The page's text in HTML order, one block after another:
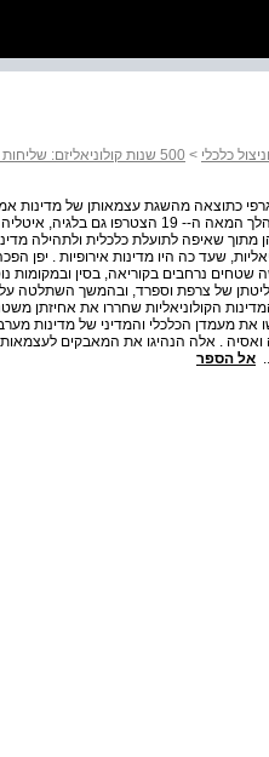
>
500 שנות קולוניאליזם:
שינוי במרחב הגיאוגרפי כתוצאה מהשגת עצמאותן של
הקולוניאליים נדד ליבשת אפריקה ולמזרח הרחוק . במהלך המאה
מתוך שאיפה לתועלת כלכלית ולתהילה
שעד כה היו מדינות אירופיות . יפן
נרחבים בקוריאה, בסין ובמקומות
של צרפת וספרד, ובהמשך השתלטה על
הקולוניאליות שחררו את אחיזתן
20 . המלחמות החלישו את מעמדן הכלכלי והמדיני של
ואסיה . אלה הנהיגו את המאבקים
אל הספר